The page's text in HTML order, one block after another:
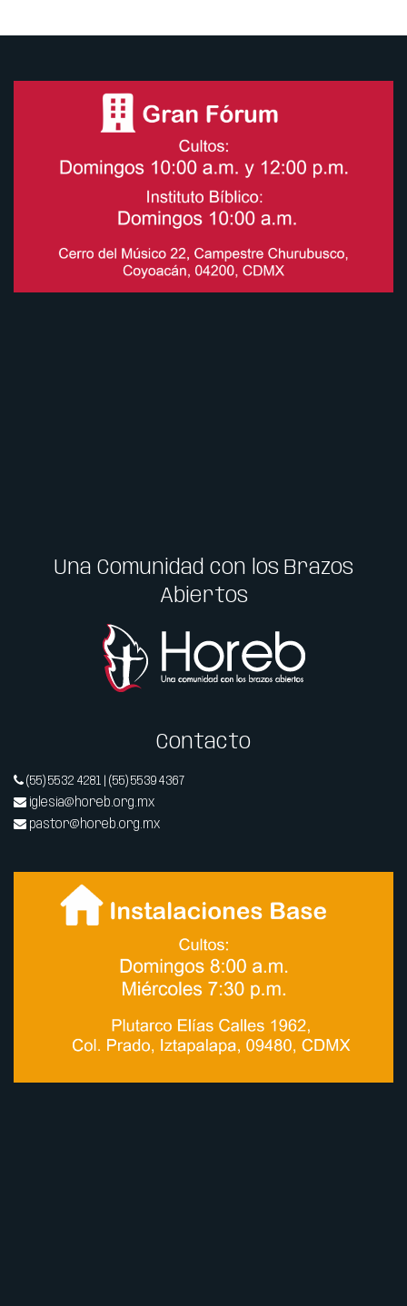
Una Comunidad con los Brazos
Abiertos
Contacto
(55) 5532 4281 | (55) 5539 4367
iglesia@horeb.org.mx
pastor@horeb.org.mx